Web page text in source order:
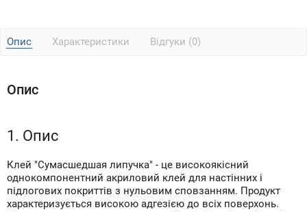
Опис Характеристики Відгуки (0)
Опис
1. Опис
Клей "Сумасшедшая липучка" - це високоякісний
однокомпонентний акриловий клей для настінних і
підлогових покриттів з нульовим сповзанням. Продукт
характеризується високою адгезією до всіх поверхонь.